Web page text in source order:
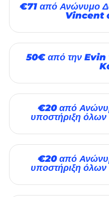
€71 από Ανώνυμο
Vincent
50€ από την Evin
€20 από
υποστήριξη
€20 από
υποστήριξη